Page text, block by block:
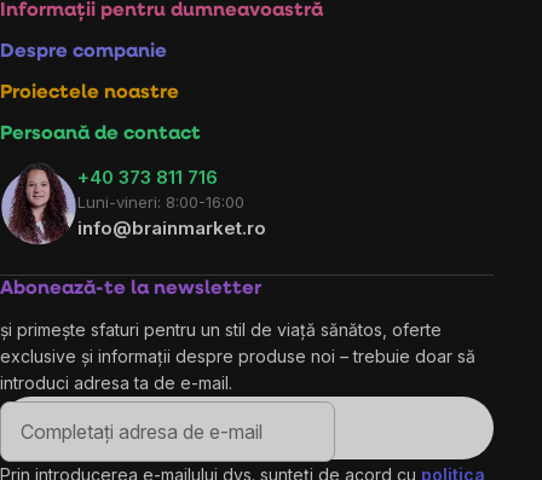
Subsol
Informații pentru dumneavoastră
Despre companie
Proiectele noastre
Persoană de contact
+40 373 811 716
Luni-vineri: 8:00-16:00
info@brainmarket.ro
Abonează-te la newsletter
și primește sfaturi pentru un stil de viață sănătos, oferte
exclusive și informații despre produse noi – trebuie doar să
introduci adresa ta de e-mail.
Prin introducerea e-mailului dvs. sunteți de acord cu politica